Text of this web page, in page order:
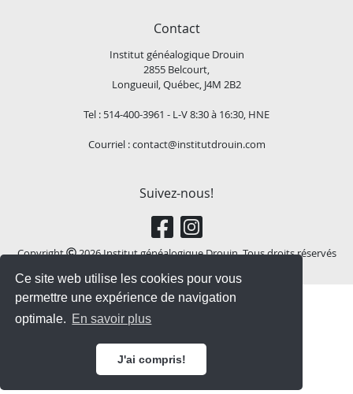
Ce site web utilise les cookies pour vous
permettre une expérience de navigation
optimale. En savoir plus
J'ai compris!
Contact
Institut généalogique Drouin
2855 Belcourt,
Longueuil, Québec, J4M 2B2
Tel : 514-400-3961 - L-V 8:30 à 16:30, HNE
Courriel :contact@institutdrouin.com
Suivez-nous!
Copyright 2026 Institut généalogique Drouin, Tous droits réservés